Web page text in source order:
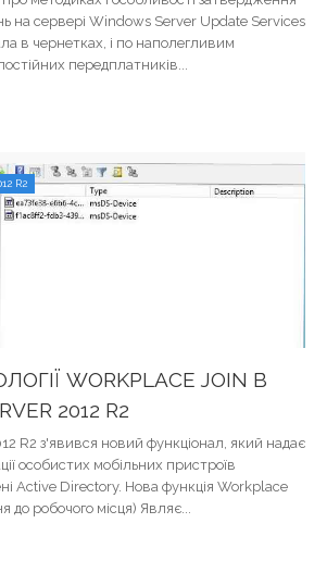
на сервері Windows Server Update Services
в чернетках, і по наполегливим
передплатників...
R2
WORKPLACE JOIN В
2012 R2
R2 з'явився новий функціонал, який надає
особистих мобільних пристроїв
Active Directory. Нова функція Workplace
до робочого місця) Являє...